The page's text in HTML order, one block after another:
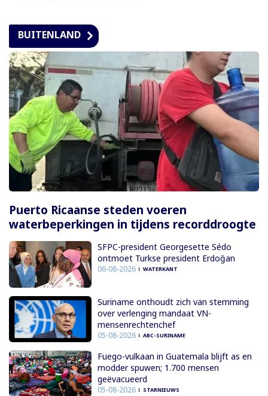
BUITENLAND
Puerto Ricaanse steden voeren
waterbeperkingen in tijdens recorddroogte
SFPC-president Georgesette Sédo
ontmoet Turkse president Erdoğan
06-08-2026 WATERKANT
Suriname onthoudt zich van stemming
over verlenging mandaat VN-
mensenrechtenchef
05-08-2026 ABC-SURINAME
Fuego-vulkaan in Guatemala blijft as en
modder spuwen; 1.700 mensen
geëvacueerd
05-08-2026 STARNIEUWS